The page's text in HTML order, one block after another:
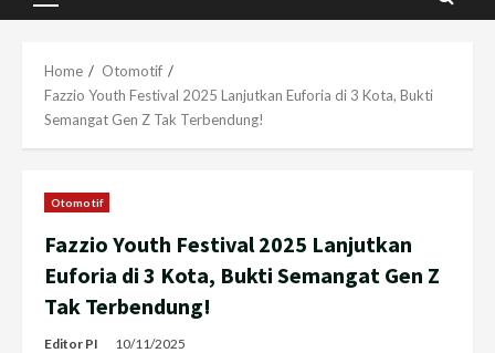
Primary
Home
Otomotif
Fazzio Youth Festival 2025 Lanjutkan Euforia di 3 Kota, Bukti
Semangat Gen Z Tak Terbendung!
Otomotif
Fazzio Youth Festival 2025 Lanjutkan
Euforia di 3 Kota, Bukti Semangat Gen Z
Tak Terbendung!
Editor PI 10/11/2025